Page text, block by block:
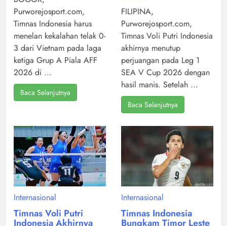
Purworejosport.com,
Timnas Indonesia harus
menelan kekalahan telak 0-
3 dari Vietnam pada laga
ketiga Grup A Piala AFF
2026 di ...
Baca Selanjutnya
FILIPINA,
Purworejosport.com,
Timnas Voli Putri Indonesia
akhirnya menutup
perjuangan pada Leg 1
SEA V Cup 2026 dengan
hasil manis. Setelah ...
Baca Selanjutnya
Internasional
Timnas Voli Putri
Indonesia Akhirnya
Internasional
Timnas Indonesia
Bungkam Timor Leste